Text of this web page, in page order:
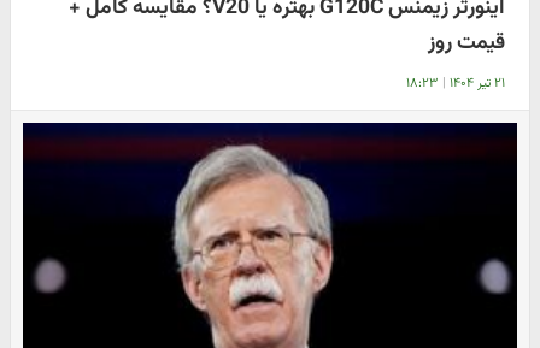
اینورتر زیمنس G120C بهتره یا V20؟ مقایسه کامل +
قیمت روز
۲۱ تیر ۱۴۰۴ | ۱۸:۲۳